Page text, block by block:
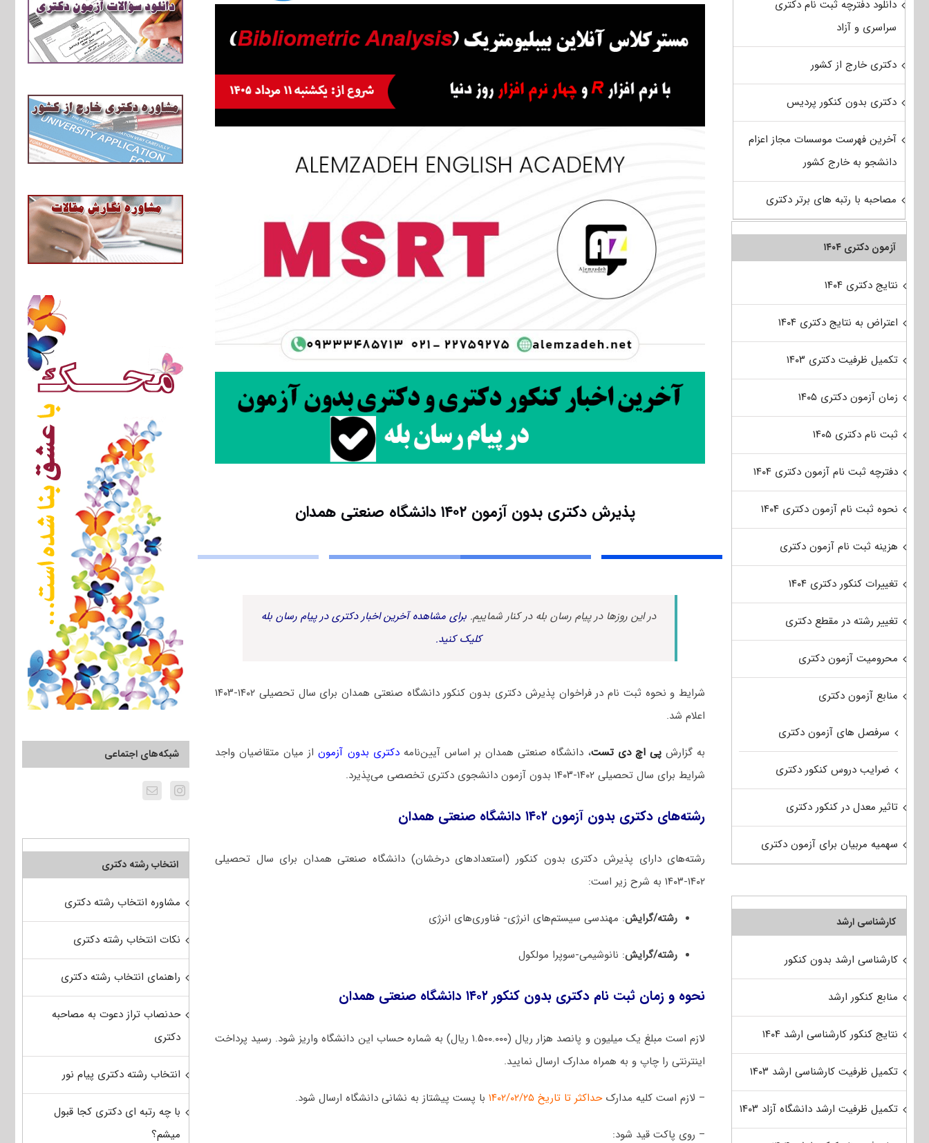
پذیرش دکتری بدون آزمون ۱۴۰۲ دانشگاه صنعتی همدان
در این روزها در پیام رسان بله در کنار شماییم. برای مشاهده آخرین اخبار دکتری در پیام رسان بله
کلیک کنید.
شرایط و نحوه ثبت نام در فراخوان پذیرش دکتری بدون کنکور دانشگاه صنعتی همدان برای سال تحصیلی ۱۴۰۲-۱۴۰۳
اعلام شد.
به گزارشپی اچ دی تست، دانشگاه صنعتی همدان بر اساس آیین‌نامهدکتری بدون آزموناز میان متقاضیان واجد
شرایط برای سال تحصیلی ۱۴۰۲-۱۴۰۳ بدون آزمون دانشجوی دکتری تخصصی می‌پذیرد.
رشته‌های دکتری بدون آزمون ۱۴۰۲ دانشگاه صنعتی همدان
رشته‌های دارای پذیرش دکتری بدون کنکور (استعدادهای درخشان) دانشگاه صنعتی همدان برای سال تحصیلی
۱۴۰۲-۱۴۰۳ به شرح زیر است:
رشته/گرایش: مهندسی سیستم‌های انرژی- فناوری‌های انرژی
رشته/گرایش: نانوشیمی-سوپرا مولکول
نحوه و زمان ثبت نام دکتری بدون کنکور ۱۴۰۲ دانشگاه صنعتی همدان
لازم است مبلغ یک میلیون و پانصد هزار ریال (۱.۵۰۰.۰۰۰ ریال) به شماره حساب این دانشگاه واریز شود. رسید پرداخت
اینترنتی را چاپ و به همراه مدارک ارسال نمایید.
– لازم است کلیه مدارکحداکثر تا تاریخ ۱۴۰۲/۰۲/۲۵ با پست پیشتاز به نشانی دانشگاه ارسال شود.
– روی پاکت قید شود:
شبکه‌های اجتماعی
انتخاب رشته دکتری
مشاوره انتخاب رشته دکتری
نکات انتخاب رشته دکتری
راهنمای انتخاب رشته دکتری
حدنصاب تراز دعوت به مصاحبه
دکتری
انتخاب رشته دکتری پیام نور
با چه رتبه ای دکتری کجا قبول
میشم؟
دانلود دفترچه ثبت نام دکتری
سراسری و آزاد
دکتری خارج از کشور
دکتری بدون کنکور پردیس
آخرین فهرست موسسات مجاز اعزام
دانشجو به خارج کشور
مصاحبه با رتبه های برتر دکتری
آزمون دکتری ۱۴۰۴
نتایج دکتری ۱۴۰۴
اعتراض به نتایج دکتری ۱۴۰۴
تکمیل ظرفیت دکتری ۱۴۰۳
زمان آزمون دکتری ۱۴۰۵
ثبت نام دکتری ۱۴۰۵
دفترچه ثبت نام آزمون دکتری ۱۴۰۴
نحوه ثبت نام آزمون دکتری ۱۴۰۴
هزینه ثبت نام آزمون دکتری
تغییرات کنکور دکتری ۱۴۰۴
تغییر رشته در مقطع دکتری
محرومیت آزمون دکتری
منابع آزمون دکتری
سرفصل های آزمون دکتری
ضرایب دروس کنکور دکتری
تاثیر معدل در کنکور دکتری
سهمیه مربیان برای آزمون دکتری
کارشناسی ارشد
کارشناسی ارشد بدون کنکور
منابع کنکور ارشد
نتایج کنکور کارشناسی ارشد ۱۴۰۴
تکمیل ظرفیت کارشناسی ارشد ۱۴۰۳
تکمیل ظرفیت ارشد دانشگاه آزاد ۱۴۰۳